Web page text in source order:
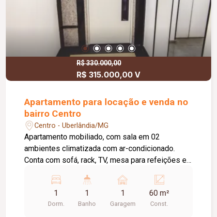
R$ 330.000,00
R$ 315.000,00 V
Apartamento para locação e venda no
bairro Centro
Centro - Uberlândia/MG
Apartamento mobiliado, com sala em 02
ambientes climatizada com ar-condicionado.
Conta com sofá, rack, TV, mesa para refeições e
condicionado, cama de casal, mesa de escritório
e armário embutido. Cozinha nova, equipada com
geladeira, fogão, micro-ondas, air fryer, talheres e
1
Dorm.
1
Banho
1
Garagem
60 m²
Const.